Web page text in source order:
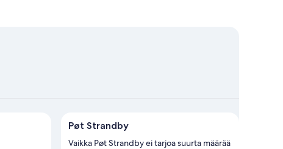
Pøt Strandby
Pøt Strandby
Vaikka Pøt Strandby ei tarjoa suurta määrää